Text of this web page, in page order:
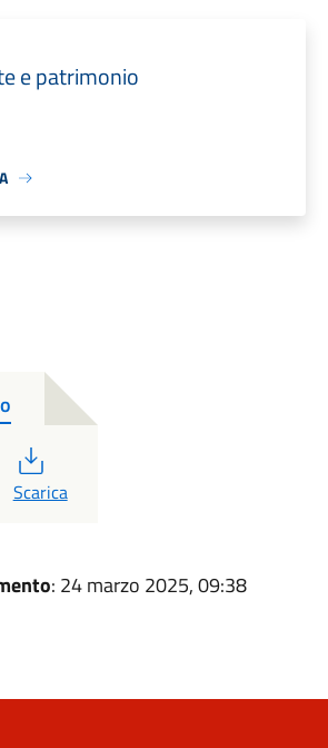
e patrimonio
PDF
Scarica
: 24 marzo 2025, 09:38